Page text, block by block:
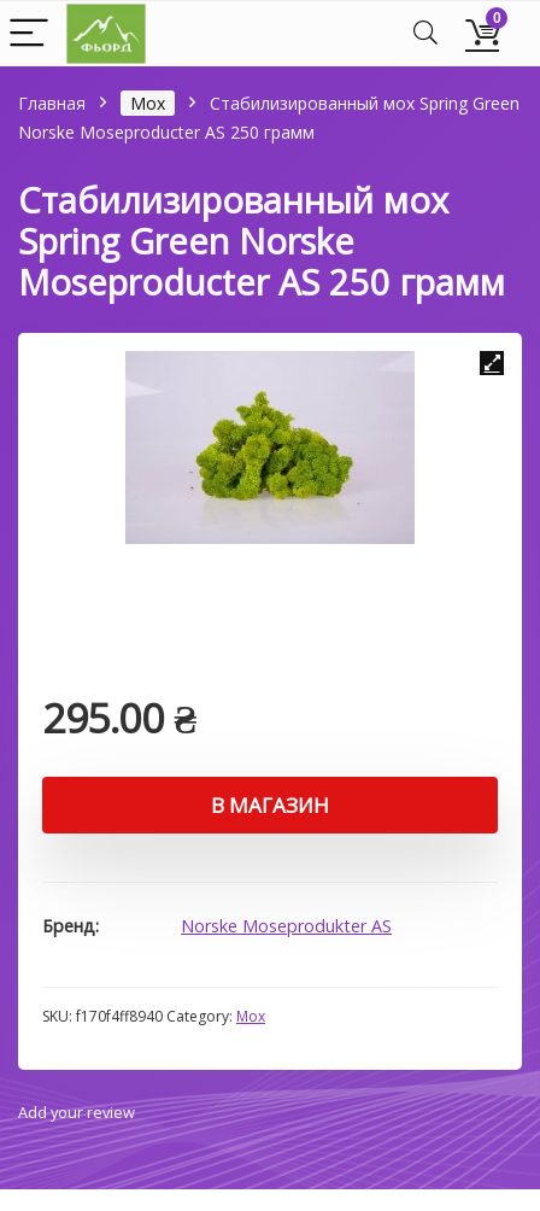
0
Главная Мох
Стабилизированный мох Spring Green
Norske Moseproducter AS 250 грамм
Стабилизированный мох
Spring Green Norske
Moseproducter AS 250 грамм
295.00₴
В МАГАЗИН
Бренд Norske Moseprodukter AS
SKU:f170f4ff8940 Category: Мох
Add your review